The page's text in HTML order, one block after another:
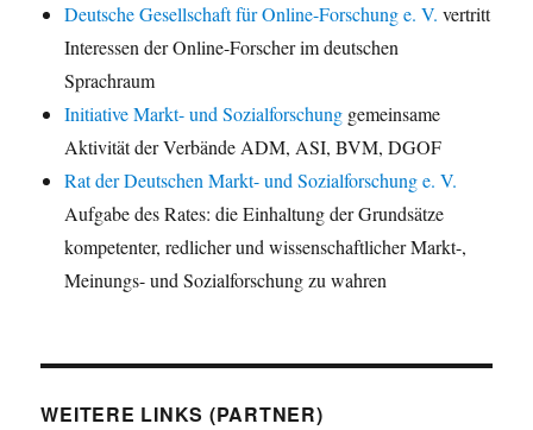
Deutsche Gesellschaft für Online-Forschung e. V. vertritt
Interessen der Online-Forscher im deutschen
Sprachraum
Initiative Markt- und Sozialforschung gemeinsame
Aktivität der Verbände ADM, ASI, BVM, DGOF
Rat der Deutschen Markt- und Sozialforschung e. V.
Aufgabe des Rates: die Einhaltung der Grundsätze
kompetenter, redlicher und wissenschaftlicher Markt-,
Meinungs- und Sozialforschung zu wahren
WEITERE LINKS (PARTNER)